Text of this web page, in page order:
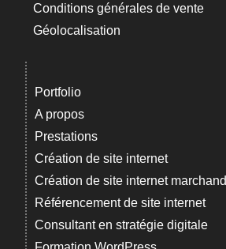
Conditions générales de vente
Géolocalisation
Portfolio
A propos
Prestations
Création de site internet
Création de site internet marchand
Référencement de site internet
Consultant en stratégie digitale